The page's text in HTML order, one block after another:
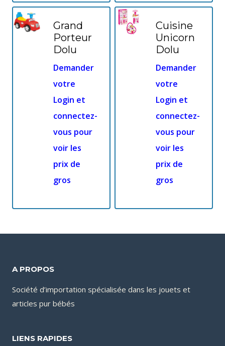
Grand
Porteur
Dolu
Demander
votre
Login et
connectez-
vous pour
voir les
prix de
gros
Cuisine
Unicorn
Dolu
Demander
votre
Login et
connectez-
vous pour
voir les
prix de
gros
A PROPOS
Société d’importation spécialisée dans les jouets et
articles pur bébés
LIENS RAPIDES